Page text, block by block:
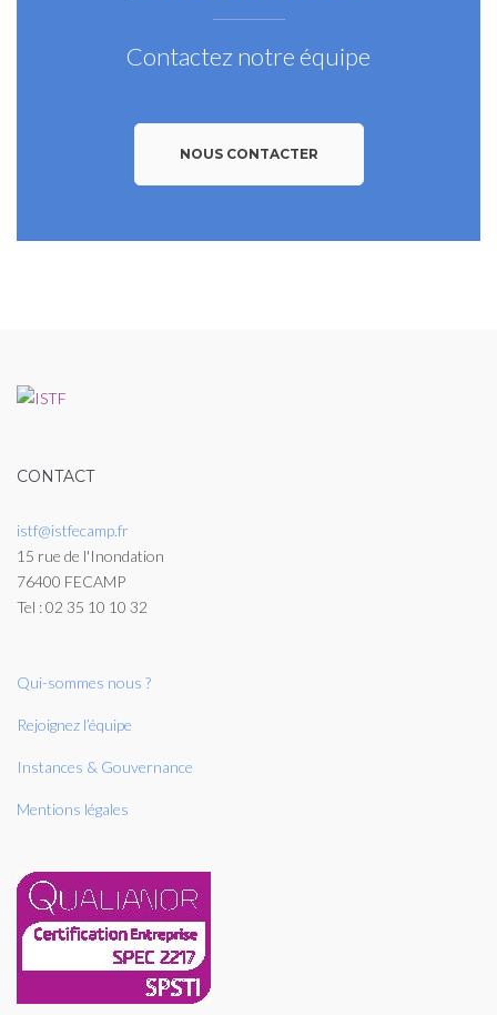
Contactez notre équipe
NOUS CONTACTER
CONTACT
istf@istfecamp.fr
15 rue de l'Inondation
76400 FECAMP
Tel : 02 35 10 10 32
Qui-sommes nous ?
Rejoignez l’équipe
Instances & Gouvernance
Mentions légales